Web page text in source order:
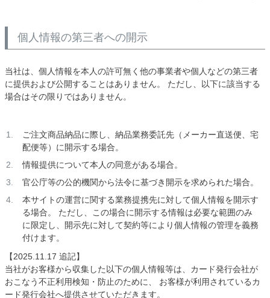
個人情報の第三者への開示
当社は、個人情報を本人の許可無く他の事業者や個人などの第三者
に提供および公開することはありません。 ただし、以下に該当する
場合はその限りではありません。
ご注文商品納品に際し、納品業務委託先（メーカー直送便、宅
配便等）に開示する場合。
情報提供について本人の同意がある場合。
官公庁等の公的機関から法令に基づき開示を求められた場合。
本サイトの運営に関する業務提携先に対して個人情報を開示す
る場合。 ただし、この場合に開示する情報は必要な範囲のみ
に限定し、開示先に対して契約等により個人情報の管理を義務
付けます。
【2025.11.17 追記】
当社がお客様から収集した以下の個人情報等は、カード発行会社が
おこなう不正利用検知・防止のために、 お客様が利用されているカ
ード発行会社へ提供させていただきます。